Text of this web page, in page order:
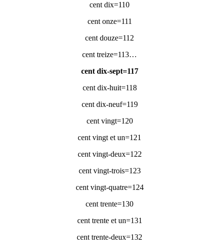
110=cent dix
111=cent onze
112=cent douze
…113=cent treize
117=cent dix-sept
118=cent dix-huit
119=cent dix-neuf
120=cent vingt
121=cent vingt et un
122=cent vingt-deux
123=cent vingt-trois
124=cent vingt-quatre
130=cent trente
131=cent trente et un
132=cent trente-deux